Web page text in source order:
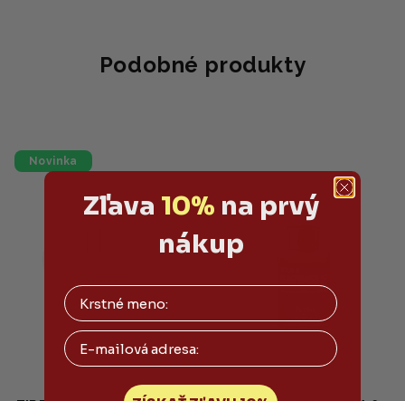
Podobné produkty
Novinka
Zľava 10% na prvý
nákup
Email